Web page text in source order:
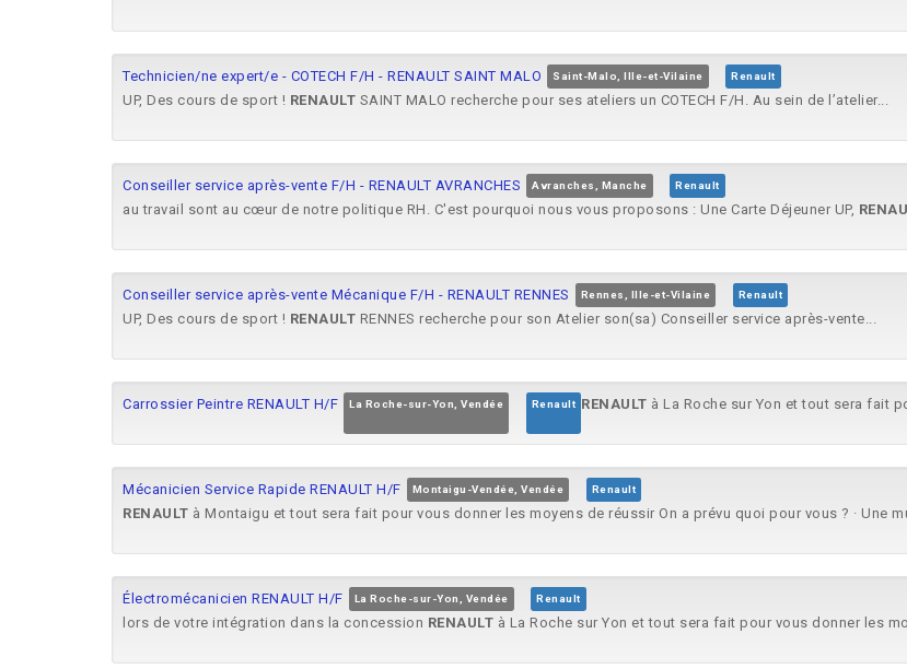
Technicien/ne expert/e - COTECH F/H - RENAULT SAINT MALO Saint-Malo, Ille-et-Vilaine Renault
UP, Des cours de sport ! RENAULT SAINT MALO recherche pour ses ateliers un COTECH F/H. Au sein de l’atelier...
Conseiller service après-vente F/H - RENAULT AVRANCHES Avranches, Manche Renault
au travail sont au cœur de notre politique RH. C'est pourquoi nous vous proposons : Une Carte Déjeuner UP,
Conseiller service après-vente Mécanique F/H - RENAULT RENNES Rennes, Ille-et-Vilaine Renault
UP, Des cours de sport ! RENAULT RENNES recherche pour son Atelier son(sa) Conseiller service après-vente...
Carrossier Peintre RENAULT H/F La Roche-sur-Yon, Vendée Renault RENAULT à La Roche sur Yon et tout sera fait
Mécanicien Service Rapide RENAULT H/F Montaigu-Vendée, Vendée Renault
RENAULT à Montaigu et tout sera fait pour vous donner les moyens de réussir On a prévu quoi pour vous ? · Une
Électromécanicien RENAULT H/F La Roche-sur-Yon, Vendée Renault
lors de votre intégration dans la concession RENAULT à La Roche sur Yon et tout sera fait pour vous donner les